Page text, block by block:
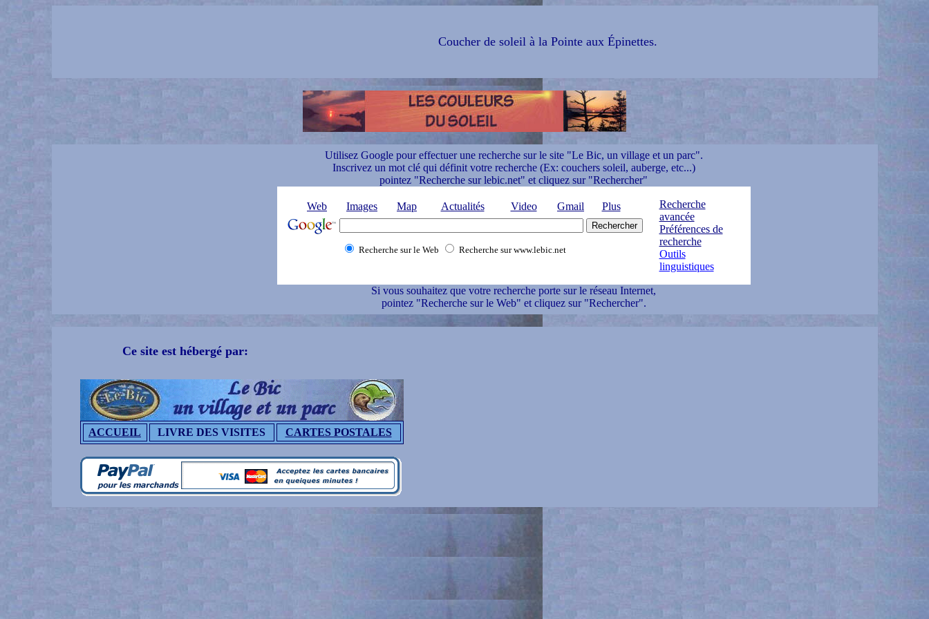
Coucher de soleil à la Pointe aux Épinettes.
Utilisez Google pour effectuer une recherche sur le site "Le Bic, un village et un parc".
Inscrivez un mot clé qui définit votre recherche (Ex: couchers soleil, auberge, etc...)
pointez "Recherche sur lebic.net" et cliquez sur "Rechercher"
Web Images Map Actualités Video Gmail Plus
Recherche sur le Web Recherche sur www.lebic.net
Recherche
avancée
Préférences de
recherche
Outils
linguistiques
Si vous souhaitez que votre recherche porte sur le réseau Internet,
pointez "Recherche sur le Web" et cliquez sur "Rechercher".
Ce site est hébergé par:
ACCUEIL LIVRE DES VISITES CARTES POSTALES